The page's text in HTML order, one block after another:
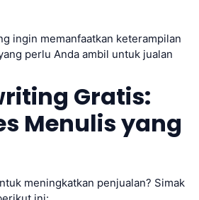
ingin memanfaatkan keterampilan
perlu Anda ambil untuk jualan
Gratis:
Menulis yang
meningkatkan penjualan? Simak